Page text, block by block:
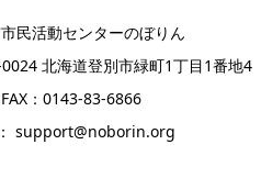
民活動センターのぼりん
北海道登別市緑町1丁目1番地4
：0143-83-6866
support@noborin.org